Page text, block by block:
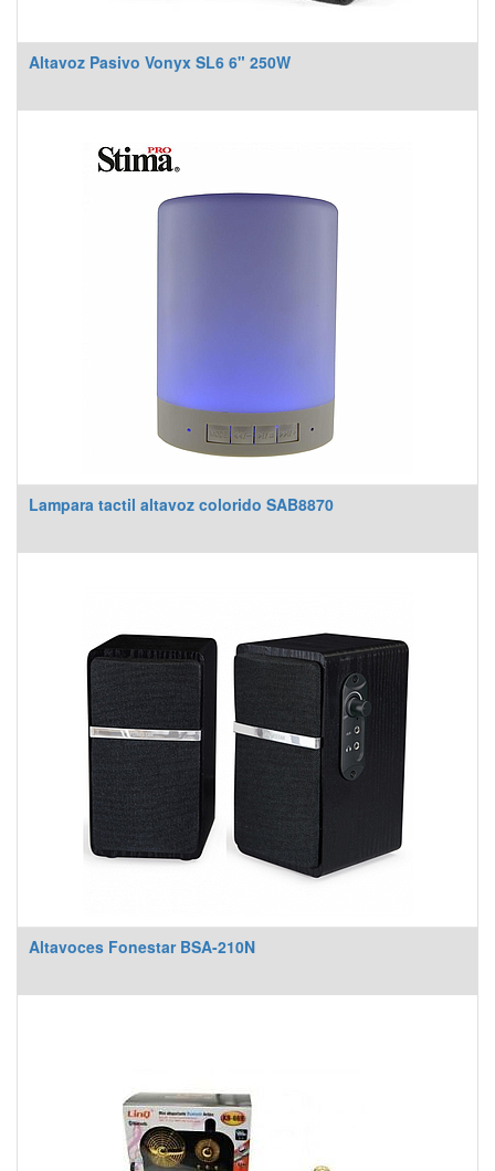
Altavoz Pasivo Vonyx SL6 6" 250W
Lampara tactil altavoz colorido SAB8870
Altavoces Fonestar BSA-210N